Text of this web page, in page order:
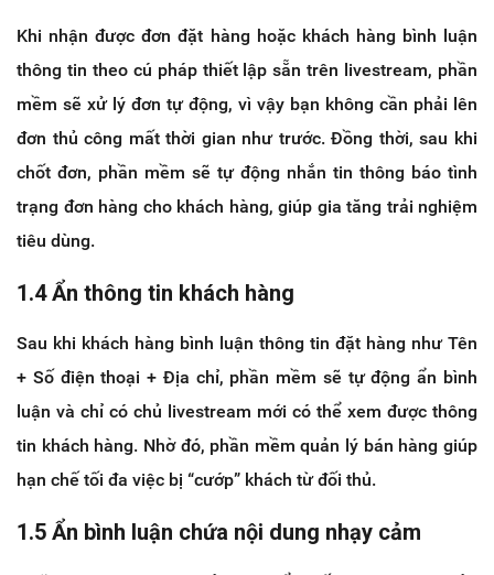
Khi nhận được đơn đặt hàng hoặc khách hàng bình luận
thông tin theo cú pháp thiết lập sẵn trên livestream, phần
mềm sẽ xử lý đơn tự động, vì vậy bạn không cần phải lên
đơn thủ công mất thời gian như trước. Đồng thời, sau khi
chốt đơn, phần mềm sẽ tự động nhắn tin thông báo tình
trạng đơn hàng cho khách hàng, giúp gia tăng trải nghiệm
tiêu dùng.
1.4 Ẩn thông tin khách hàng
Sau khi khách hàng bình luận thông tin đặt hàng như Tên
+ Số điện thoại + Địa chỉ, phần mềm sẽ tự động ẩn bình
luận và chỉ có chủ livestream mới có thể xem được thông
tin khách hàng. Nhờ đó, phần mềm quản lý bán hàng giúp
hạn chế tối đa việc bị “cướp” khách từ đối thủ.
1.5 Ẩn bình luận chứa nội dung nhạy cảm